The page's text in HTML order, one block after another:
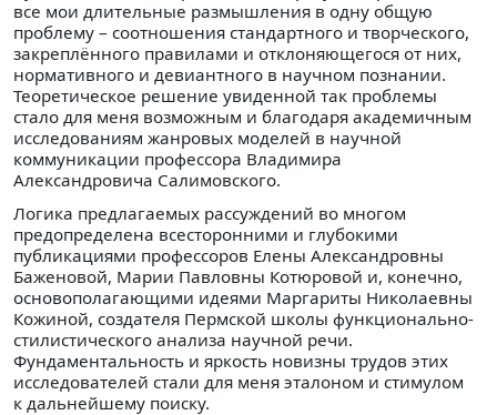
все мои длительные размышления в одну общую
проблему – соотношения стандартного и творческого,
закреплённого правилами и отклоняющегося от них,
нормативного и девиантного в научном познании.
Теоретическое решение увиденной так проблемы
стало для меня возможным и благодаря академичным
исследованиям жанровых моделей в научной
коммуникации профессора Владимира
Александровича Салимовского.
Логика предлагаемых рассуждений во многом
предопределена всесторонними и глубокими
публикациями профессоров Елены Александровны
Баженовой, Марии Павловны Котюровой и, конечно,
основополагающими идеями Маргариты Николаевны
Кожиной, создателя Пермской школы функционально-
стилистического анализа научной речи.
Фундаментальность и яркость новизны трудов этих
исследователей стали для меня эталоном и стимулом
к дальнейшему поиску.